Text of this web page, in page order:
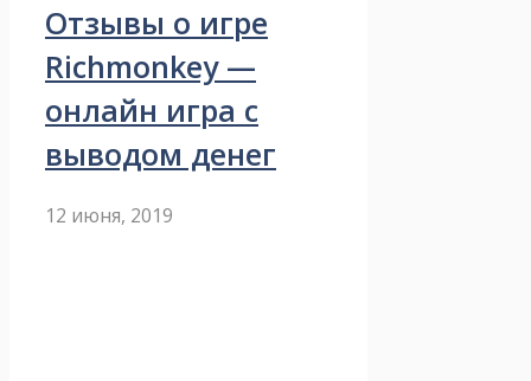
Отзывы о игре
Richmonkey —
онлайн игра с
выводом денег
12 июня, 2019